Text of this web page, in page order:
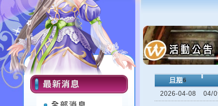
日期 6
2026-04-08
04/